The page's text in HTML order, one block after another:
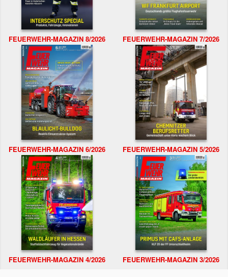
FEUERWEHR-MAGAZIN 8/2026 FEUERWEHR-MAGAZIN 7/2026
FEUERWEHR-MAGAZIN 6/2026 FEUERWEHR-MAGAZIN 5/2026
FEUERWEHR-MAGAZIN 4/2026 FEUERWEHR-MAGAZIN 3/2026